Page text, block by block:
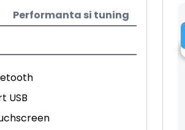
Performanta si tuning
USB